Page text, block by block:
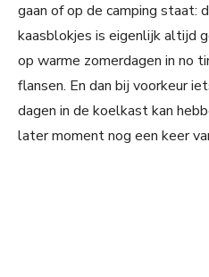
gaan of op de camping staat:
kaasblokjes is eigenlijk altijd
op warme zomerdagen in no
flansen. En dan bij voorkeur
dagen in de koelkast kan
later moment nog een keer